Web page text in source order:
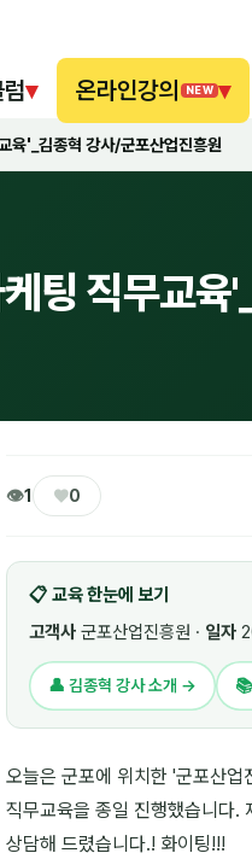
럼▾ 온라인강의 NEW ▾
육'_김종혁 강사/군포산업진흥원
팅 직무교육
👁1 ♥0
📋 교육 한눈에 보기
고객사 군포산업진흥원 · 일자
👤 김종혁 강사 소개 →
오늘은 군포에 위치한 '군포산
직무교육을 종일 진행했습니다.
상담해 드렸습니다.! 화이팅!!!